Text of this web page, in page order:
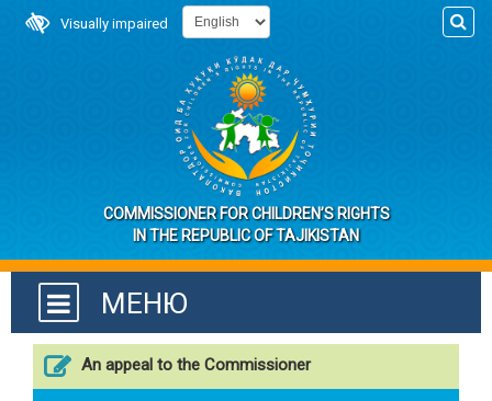
Visually impaired
COMMISSIONER FOR CHILDREN’S RIGHTS
IN THE REPUBLIC OF TAJIKISTAN
МЕНЮ
An appeal to the Commissioner